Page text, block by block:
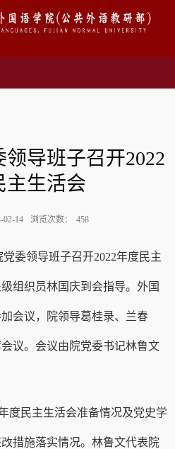
导班子召开2022
主生活会
02-14 浏览次数： 458
党委领导班子召开2022年度民主
组织员林国庆到会指导。外国
会议，院领导葛桂录、兰春
议。会议由院党委书记林鲁文
度民主生活会准备情况及党史学
措施落实情况。林鲁文代表院